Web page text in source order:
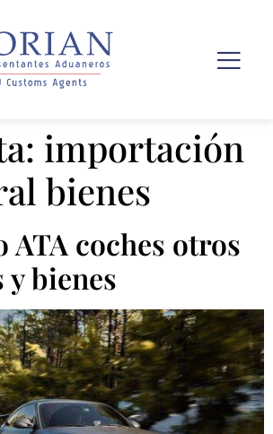
importación
bienes
ATA coches otros
bienes